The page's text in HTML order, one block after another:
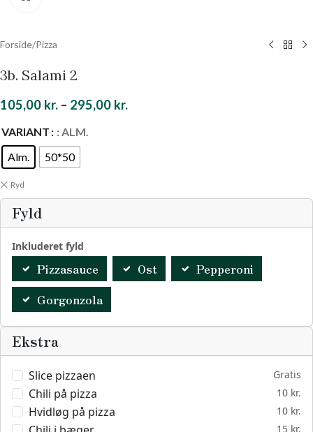
Forside/Pizza
3b. Salami 2
105,00 kr. – 295,00 kr.
VARIANT
: ALM.
Alm.
50*50
Ryd